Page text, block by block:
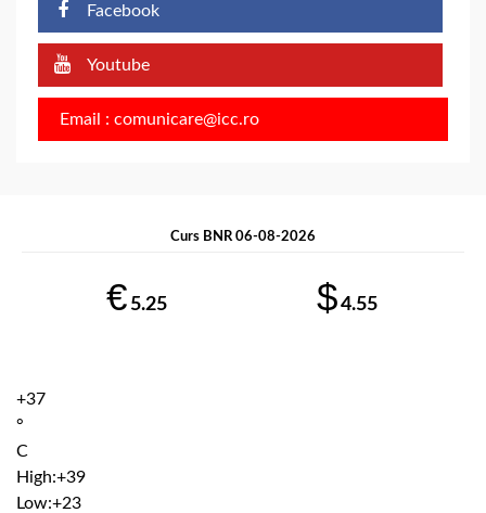
Facebook
Youtube
Email : comunicare@icc.ro
Curs BNR 06-08-2026
€ 5.25 $4.55
+37
°
C
High:+39
Low:+23